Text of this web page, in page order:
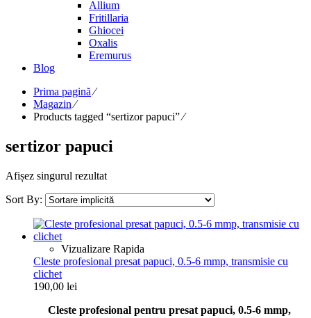
Allium
Fritillaria
Ghiocei
Oxalis
Eremurus
Blog
Prima pagină⁄
Magazin ⁄
Products tagged “sertizor papuci”⁄
sertizor papuci
Afișez singurul rezultat
Sort By:
Vizualizare Rapida
Cleste profesional presat papuci, 0.5-6 mmp, transmisie cu
clichet
190,00 lei
Cleste profesional pentru presat papuci, 0.5-6 mmp,